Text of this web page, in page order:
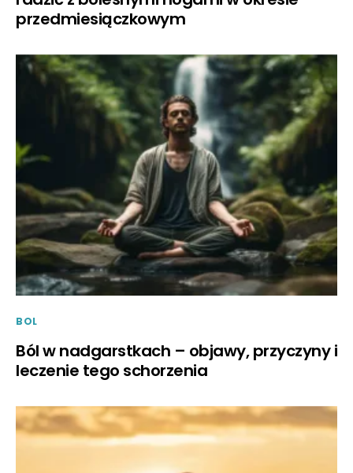
przedmiesiączkowym
BOL
Ból w nadgarstkach – objawy, przyczyny i
leczenie tego schorzenia